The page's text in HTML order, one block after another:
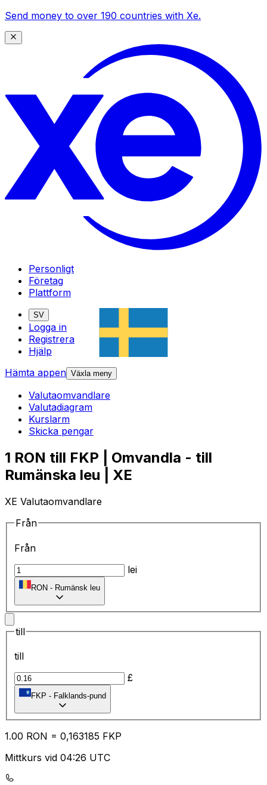
Send money to over 190 countries with Xe.
Personligt
Företag
Plattform
SV
Logga in
Registrera
Hjälp
Hämta appen Växla meny
Valutaomvandlare
Valutadiagram
Kurslarm
Skicka pengar
1 RON till FKP | Omvandla - till
Rumänska leu | XE
XE Valutaomvandlare
Från
Från
lei
RON - Rumänsk leu
till
till
£
FKP - Falklands-pund
1.00 RON = 0,163185 FKP
Mittkurs vid 04:26 UTC